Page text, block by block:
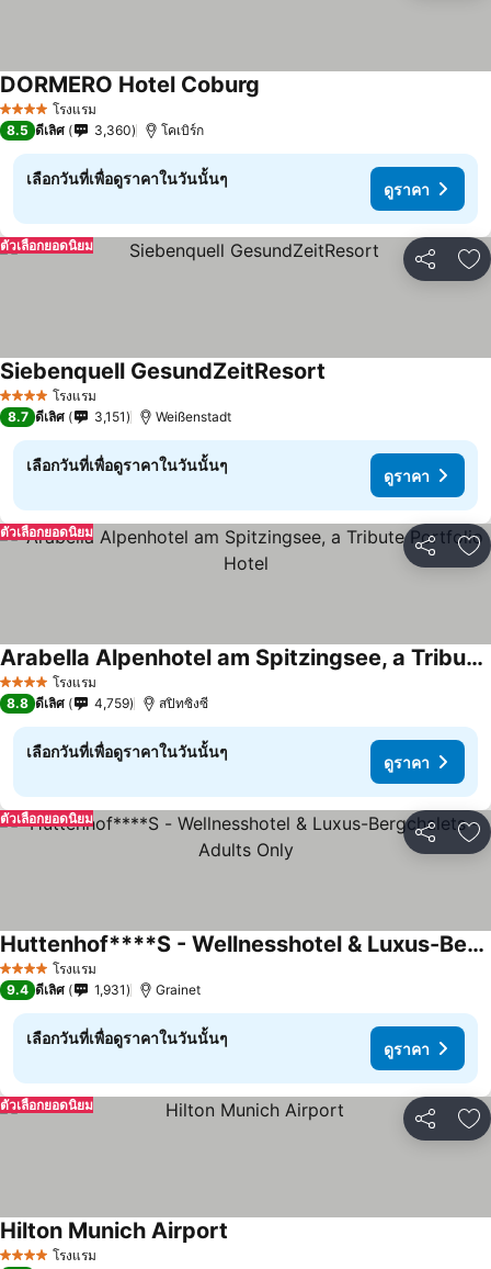
4 ดาว โรงแรม
DORMERO Hotel Coburg
8.5 ดีเลิศ 3,360 โคเบิร์ก
เลือกวันที่เพื่อดูราคาในวันนั้นๆ
ดูราคา
แชร์ เ
ตัวเลือกยอดนิยม
4 ดาว โรงแรม
Siebenquell GesundZeitResort
8.7 ดีเลิศ 3,151 Weißenstadt
เลือกวันที่เพื่อดูราคาในวันนั้นๆ
ดูราคา
แชร์ เ
ตัวเลือกยอดนิยม
4 ดาว โรงแรม
Arabella Alpenhotel am Spitzingsee, a Tribute Portfolio Hotel
8.8 ดีเลิศ 4,759 สปิทซิงซี
เลือกวันที่เพื่อดูราคาในวันนั้นๆ
ดูราคา
แชร์ เ
ตัวเลือกยอดนิยม
4 ดาว โรงแรม
Huttenhof****S - Wellnesshotel & Luxus-Bergchalets - Adults Only
9.4 ดีเลิศ 1,931 Grainet
เลือกวันที่เพื่อดูราคาในวันนั้นๆ
ดูราคา
แชร์ เ
ตัวเลือกยอดนิยม
4 ดาว โรงแรม
Hilton Munich Airport